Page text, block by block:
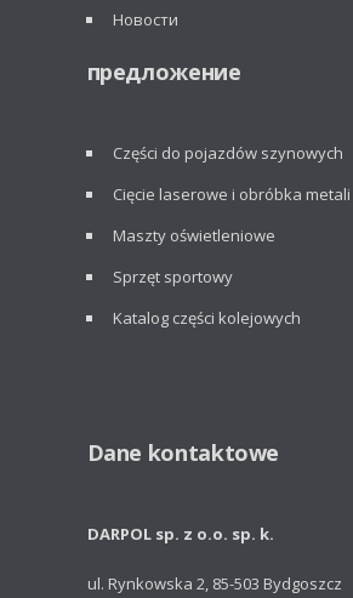
Новости
предложение
Części do pojazdów szynowych
Cięcie laserowe i obróbka metali
Maszty oświetleniowe
Sprzęt sportowy
Katalog części kolejowych
Dane kontaktowe
DARPOL sp. z o.o. sp. k.
ul. Rynkowska 2, 85-503 Bydgoszcz